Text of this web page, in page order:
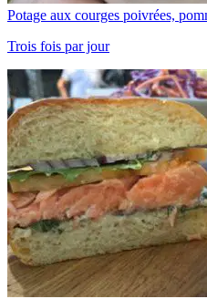
Potage aux courges poivrées,
Trois fois par jour